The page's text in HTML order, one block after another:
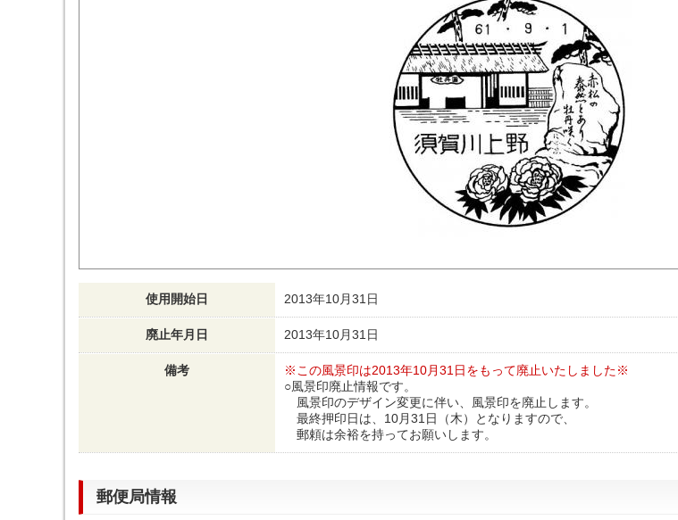
使用開始日 2013年10月31日
廃止年月日 2013年10月31日
備考
※この風景印は2013年10月31日をもって廃止いたしました※
○風景印廃止情報です。
風景印のデザイン変更に伴い、風景印を廃止します。
最終押印日は、10月31日（木）となりますので、
郵頼は余裕を持ってお願いします。
郵便局情報